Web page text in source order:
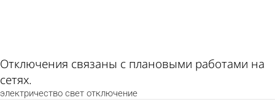
Отключения связаны с плановыми работами на
сетях.
электричество свет отключение